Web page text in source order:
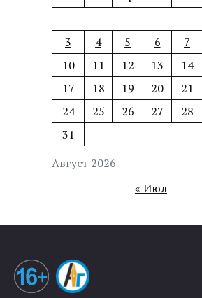
Август 2026
3
4 5 6 7
10
11 12 13 14
17
18 19 20 21
24
25 26 27 28
31
« Июл